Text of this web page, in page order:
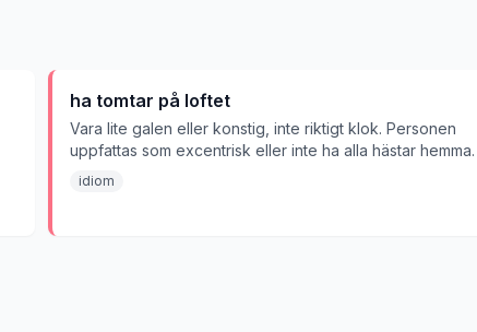
ha tomtar på loftet
Vara lite galen eller konstig, inte riktigt klok. Personen
uppfattas som excentrisk eller inte ha alla hästar hemma.
idiom